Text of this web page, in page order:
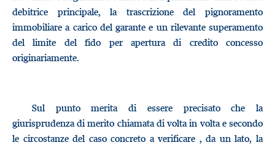
debitrice principale, la trascrizione del pignoramento
immobiliare a carico del garante e un rilevante superamento
del limite del fido per apertura di credito concesso
originariamente.
Sul punto merita di essere precisato che la
giurisprudenza di merito chiamata di volta in volta e secondo
le circostanze del caso concreto a verificare , da un lato, la